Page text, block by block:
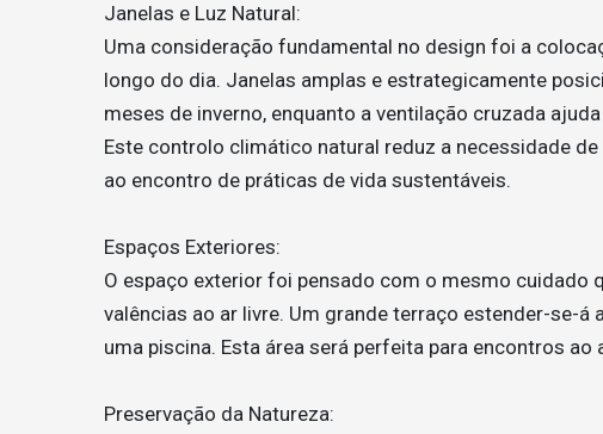
Janelas e Luz Natural:
Uma consideração fundamental no design foi a
longo do dia. Janelas amplas e estrategicamente
meses de inverno, enquanto a ventilação cruzada
Este controlo climático natural reduz a necessidade
ao encontro de práticas de vida sustentáveis.
Espaços Exteriores:
O espaço exterior foi pensado com o mesmo cuidado
valências ao ar livre. Um grande terraço estender-se-á
uma piscina. Esta área será perfeita para encontros
Preservação da Natureza: